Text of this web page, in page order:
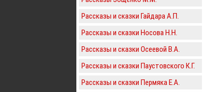
Рассказы и сказки Гайдара А.П.
Рассказы и сказки Носова Н.Н.
Рассказы и сказки Осеевой В.А.
Рассказы и сказки Паустовского К.Г.
Рассказы и сказки Пермяка Е.А.